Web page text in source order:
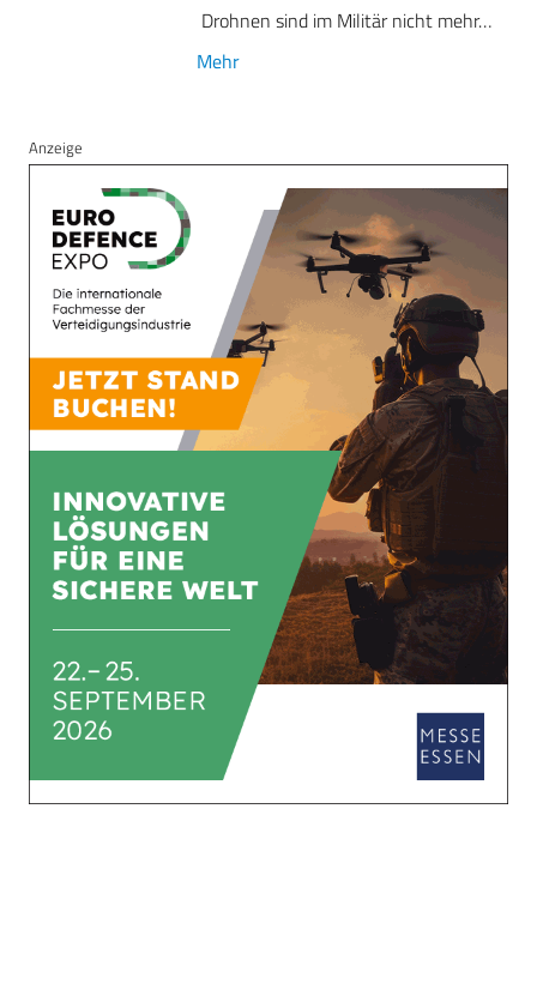
Drohnen sind im Militär nicht mehr…
Mehr
Anzeige